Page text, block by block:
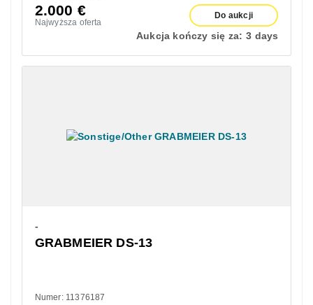
2.000 €
Najwyższa oferta
Do aukcji
Aukcja kończy się za: 3 days
-
GRABMEIER DS-13
Numer: 11376187